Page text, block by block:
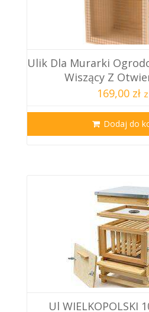
Ulik Dla Murarki
Wiszący Z
169,00 zł
Dodaj do
Ul WIELKOPOLSKI